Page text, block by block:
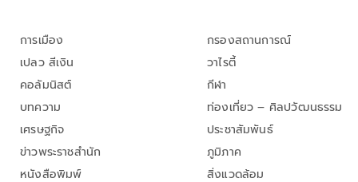
การเมือง
เปลว สีเงิน
คอลัมนิสต์
บทความ
เศรษฐกิจ
ข่าวพระราชสำนัก
หนังสือพิมพ์
กรองสถานการณ์
วาไรตี้
กีฬา
ท่องเที่ยว – ศิลปวัฒนธรรม
ประชาสัมพันธ์
ภูมิภาค
สิ่งแวดล้อม